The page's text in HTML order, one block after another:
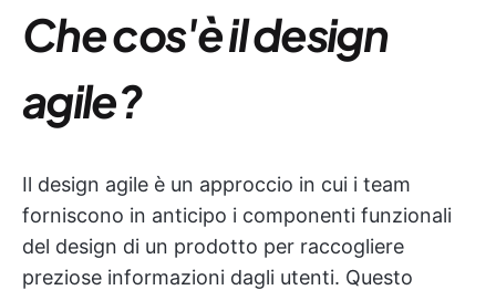
Che cos'è il design
agile?
Il design agile è un approccio in cui i team
forniscono in anticipo i componenti funzionali
del design di un prodotto per raccogliere
preziose informazioni dagli utenti. Questo